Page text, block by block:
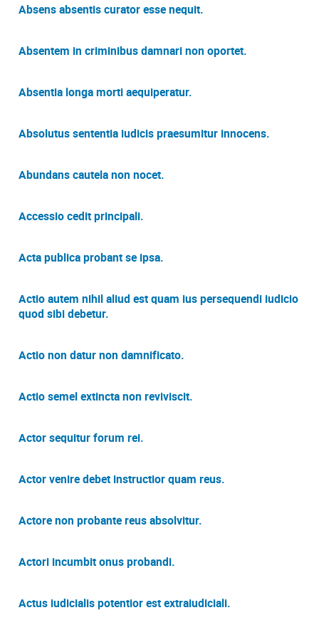
Absens absentis curator esse nequit.
Absentem in criminibus damnari non oportet.
Absentia longa morti aequiperatur.
Absolutus sententia iudicis praesumitur innocens.
Abundans cautela non nocet.
Accessio cedit principali.
Acta publica probant se ipsa.
Actio autem nihil aliud est quam ius persequendi iudicio
quod sibi debetur.
Actio non datur non damnificato.
Actio semel extincta non reviviscit.
Actor sequitur forum rei.
Actor venire debet instructior quam reus.
Actore non probante reus absolvitur.
Actori incumbit onus probandi.
Actus iudicialis potentior est extraiudiciali.